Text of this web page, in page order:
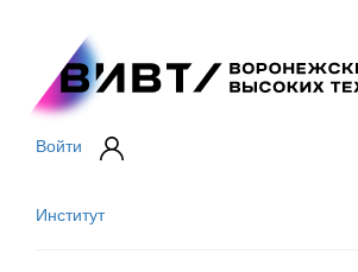
Войти
Институт